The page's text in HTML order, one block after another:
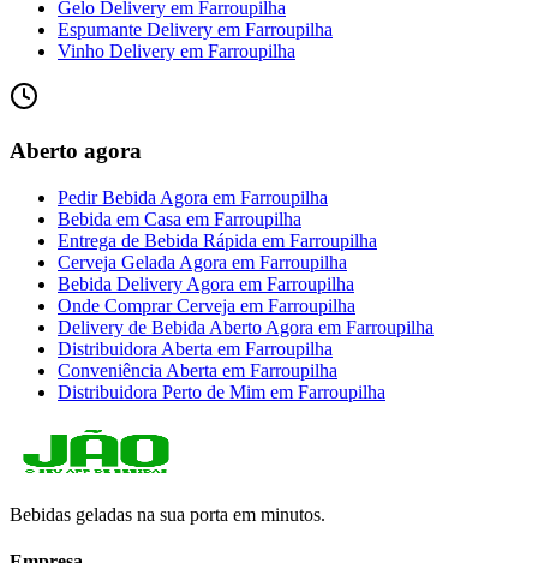
Gelo Delivery em Farroupilha
Espumante Delivery em Farroupilha
Vinho Delivery em Farroupilha
Aberto agora
Pedir Bebida Agora em Farroupilha
Bebida em Casa em Farroupilha
Entrega de Bebida Rápida em Farroupilha
Cerveja Gelada Agora em Farroupilha
Bebida Delivery Agora em Farroupilha
Onde Comprar Cerveja em Farroupilha
Delivery de Bebida Aberto Agora em Farroupilha
Distribuidora Aberta em Farroupilha
Conveniência Aberta em Farroupilha
Distribuidora Perto de Mim em Farroupilha
Bebidas geladas na sua porta em minutos.